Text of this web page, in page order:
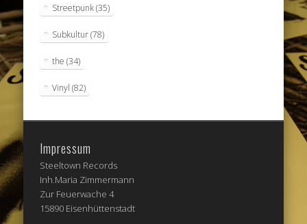
Streetpunk(35)
Subkultur(78)
the (34)
Vinyl (82)
Impressum
Steeltown Records
Inh.Maria Zimmermann
Zur Feuerwache 4
15890 Eisenhüttenstadt